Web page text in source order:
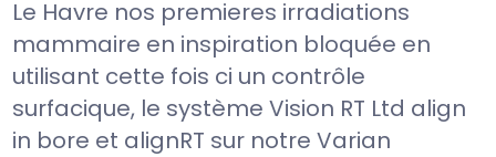
Le Havre nos premieres irradiations
mammaire en inspiration bloquée en
utilisant cette fois ci un contrôle
surfacique, le système Vision RT Ltd align
in bore et alignRT sur notre Varian